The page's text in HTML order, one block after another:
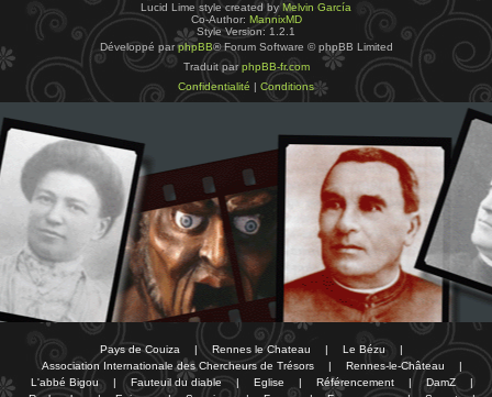
Lucid Lime style created byMelvin García
Co-Author: MannixMD
Style Version: 1.2.1
Développé parphpBB® Forum Software © phpBB Limited
Traduit parphpBB-fr.com
Confidentialité | Conditions
Pays de Couiza | Rennes le Chateau | Le Bézu
|
Association Internationale des Chercheurs de Trésors
| Rennes-le-Château
|
L'abbé Bigou
| Fauteuil du diable | Eglise | Référencement | DamZ
|